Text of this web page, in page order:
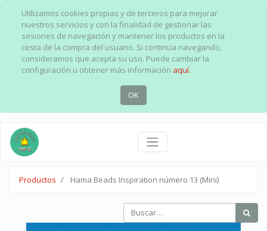
Utilizamos cookies propias y de terceros para mejorar
nuestros servicios y con la finalidad de gestionar las
sesiones de navegación y mantener los productos en la
cesta de la compra del usuario. Si continua navegando,
consideramos que acepta su uso. Puede cambiar la
configuración u obtener más información aquí.
OK
Productos Hama Beads Inspiration número 13 (Mini)